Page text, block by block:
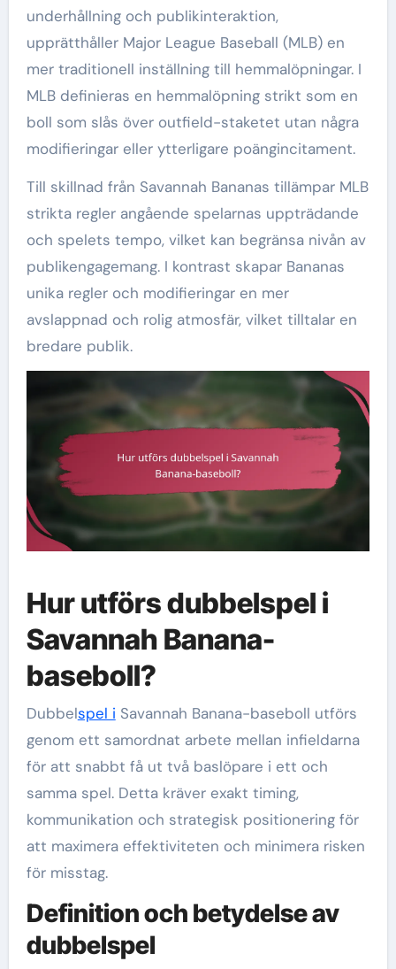
underhållning och publikinteraktion,
upprätthåller Major League Baseball (MLB) en
mer traditionell inställning till hemmalöpningar. I
MLB definieras en hemmalöpning strikt som en
boll som slås över outfield-staketet utan några
modifieringar eller ytterligare poängincitament.
Till skillnad från Savannah Bananas tillämpar MLB
strikta regler angående spelarnas uppträdande
och spelets tempo, vilket kan begränsa nivån av
publikengagemang. I kontrast skapar Bananas
unika regler och modifieringar en mer
avslappnad och rolig atmosfär, vilket tilltalar en
bredare publik.
Hur utförs dubbelspel i
Savannah Banana-
baseboll?
Dubbelspel i Savannah Banana-baseboll utförs
genom ett samordnat arbete mellan infieldarna
för att snabbt få ut två baslöpare i ett och
samma spel. Detta kräver exakt timing,
kommunikation och strategisk positionering för
att maximera effektiviteten och minimera risken
för misstag.
Definition och betydelse av
dubbelspel